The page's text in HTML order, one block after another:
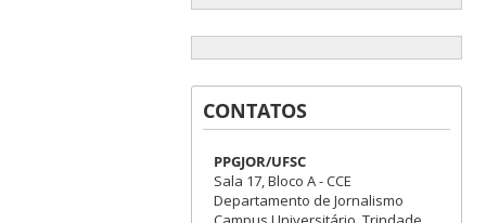
CONTATOS
PPGJOR/UFSC
Sala 17, Bloco A - CCE
Departamento de Jornalismo